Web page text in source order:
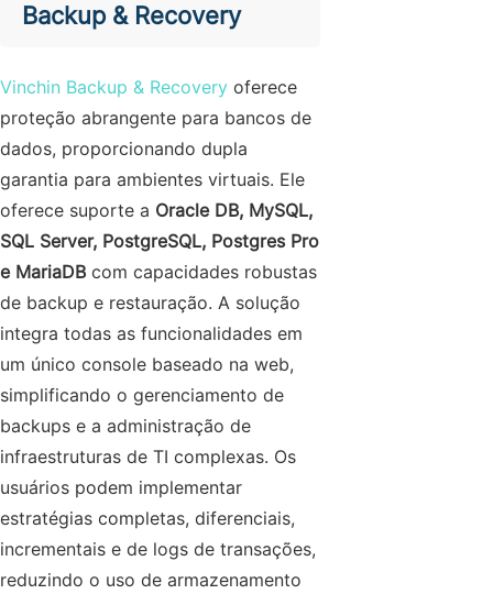
Backup & Recovery
Vinchin Backup & Recovery oferece
proteção abrangente para bancos de
dados, proporcionando dupla
garantia para ambientes virtuais. Ele
oferece suporte a Oracle DB, MySQL,
SQL Server, PostgreSQL, Postgres Pro
e MariaDB com capacidades robustas
de backup e restauração. A solução
integra todas as funcionalidades em
um único console baseado na web,
simplificando o gerenciamento de
backups e a administração de
infraestruturas de TI complexas. Os
usuários podem implementar
estratégias completas, diferenciais,
incrementais e de logs de transações,
reduzindo o uso de armazenamento